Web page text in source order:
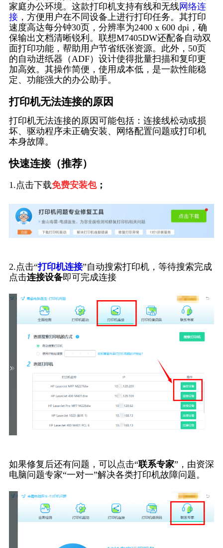
家庭办公环境。这款打印机支持有线和无线网络连
接，方便用户在不同设备上进行打印任务。其打印
速度高达每分钟30页，分辨率为2400 x 600 dpi，确
保输出文档清晰锐利。联想M7405DW还配备自动双
面打印功能，帮助用户节省纸张资源。此外，50页
的自动进纸器（ADF）设计使得批量扫描和复印更
加高效。其操作简便，使用成本低，是一款性能稳
定、功能强大的办公助手。
打印机无法连接的原因
打印机无法连接的原因可能包括：连接线松动或损
坏、驱动程序未正确安装、网络配置问题或打印机
本身故障。
快速连接（推荐）
1.点击下载免费安装包；
2.点击“打印机连接”自动搜索打印机，等待搜索完成
点击连接设备即可完成连接
如果修复后还有问题，可以点击“联系专家”，由资深
电脑问题专家“一对一”解决各类打印机故障问题。